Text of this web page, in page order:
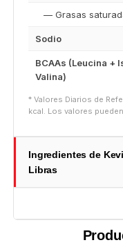
— Grasas
Sodio
BCAAs (Leucina +
Valina)
* Valores Diarios de
kcal. Los valores
Ingredientes de
Libras